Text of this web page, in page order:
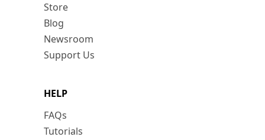
Store
Blog
Newsroom
Support Us
HELP
FAQs
Tutorials